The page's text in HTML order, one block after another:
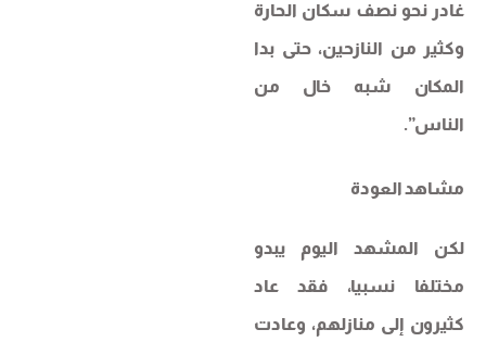
غادر نحو نصف سكان الحارة
وكثير من النازحين، حتى بدا
المكان شبه خال من
الناس”.
مشاهد العودة
لكن المشهد اليوم يبدو
مختلفا نسبيا، فقد عاد
كثيرون إلى منازلهم، وعادت